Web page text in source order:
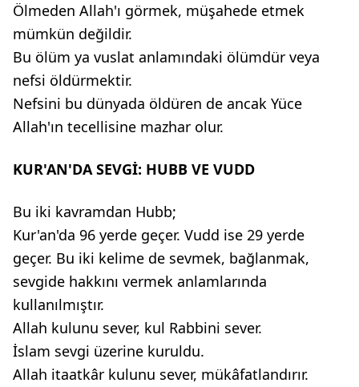
Ölmeden Allah'ı görmek, müşahede etmek
mümkün değildir.
Bu ölüm ya vuslat anlamındaki ölümdür veya
nefsi öldürmektir.
Nefsini bu dünyada öldüren de ancak Yüce
Allah'ın tecellisine mazhar olur.
KUR'AN'DA SEVGİ: HUBB VE VUDD
Bu iki kavramdan Hubb;
Kur'an'da 96 yerde geçer. Vudd ise 29 yerde
geçer. Bu iki kelime de sevmek, bağlanmak,
sevgide hakkını vermek anlamlarında
kullanılmıştır.
Allah kulunu sever, kul Rabbini sever.
İslam sevgi üzerine kuruldu.
Allah itaatkâr kulunu sever, mükâfatlandırır.